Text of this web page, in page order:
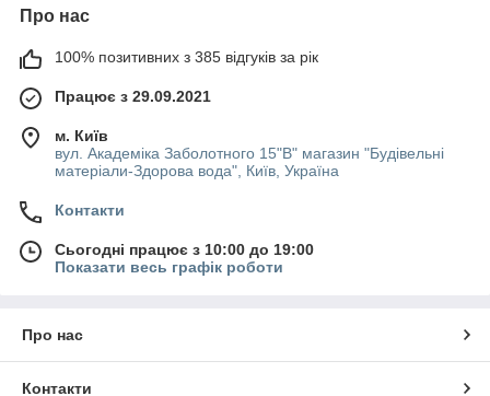
Про нас
100% позитивних з 385 відгуків за рік
Працює з 29.09.2021
м. Київ
вул. Академіка Заболотного 15"В" магазин "Будівельні
матеріали-Здорова вода", Київ, Україна
Контакти
Сьогодні працює з 10:00 до 19:00
Показати весь графік роботи
Про нас
Контакти